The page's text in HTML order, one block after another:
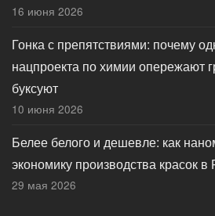
16 июня 2026
Гонка с препятствиями: почему
нацпроекта по химии опережают
буксуют
10 июня 2026
Белее белого и дешевле: как
экономику производства красок в
29 мая 2026